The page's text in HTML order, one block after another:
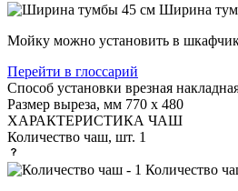
Ширина
Мойку можно установить в
Перейти в глоссарий
Способ установки врезная
Размер выреза, мм 770 х 480
ХАРАКТЕРИСТИКА ЧАШ
Количество чаш, шт. 1
Количество